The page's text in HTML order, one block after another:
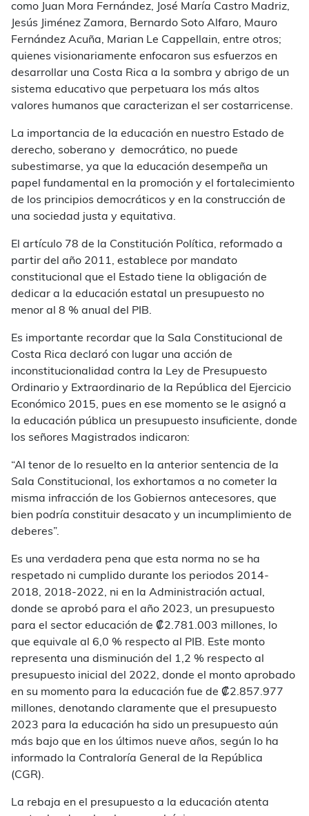
como Juan Mora Fernández, José María Castro Madriz,
Jesús Jiménez Zamora, Bernardo Soto Alfaro, Mauro
Fernández Acuña, Marian Le Cappellain, entre otros;
quienes visionariamente enfocaron sus esfuerzos en
desarrollar una Costa Rica a la sombra y abrigo de un
sistema educativo que perpetuara los más altos
valores humanos que caracterizan el ser costarricense.
La importancia de la educación en nuestro Estado de
derecho, soberano y democrático, no puede
subestimarse, ya que la educación desempeña un
papel fundamental en la promoción y el fortalecimiento
de los principios democráticos y en la construcción de
una sociedad justa y equitativa.
El artículo 78 de la Constitución Política, reformado a
partir del año 2011, establece por mandato
constitucional que el Estado tiene la obligación de
dedicar a la educación estatal un presupuesto no
menor al 8 % anual del PIB.
Es importante recordar que la Sala Constitucional de
Costa Rica declaró con lugar una acción de
inconstitucionalidad contra la Ley de Presupuesto
Ordinario y Extraordinario de la República del Ejercicio
Económico 2015, pues en ese momento se le asignó a
la educación pública un presupuesto insuficiente, donde
los señores Magistrados indicaron:
“Al tenor de lo resuelto en la anterior sentencia de la
Sala Constitucional, los exhortamos a no cometer la
misma infracción de los Gobiernos antecesores, que
bien podría constituir desacato y un incumplimiento de
deberes”.
Es una verdadera pena que esta norma no se ha
respetado ni cumplido durante los periodos 2014-
2018, 2018-2022, ni en la Administración actual,
donde se aprobó para el año 2023, un presupuesto
para el sector educación de ₡2.781.003 millones, lo
que equivale al 6,0 % respecto al PIB. Este monto
representa una disminución del 1,2 % respecto al
presupuesto inicial del 2022, donde el monto aprobado
en su momento para la educación fue de ₡2.857.977
millones, denotando claramente que el presupuesto
2023 para la educación ha sido un presupuesto aún
más bajo que en los últimos nueve años, según lo ha
informado la Contraloría General de la República
(CGR).
La rebaja en el presupuesto a la educación atenta